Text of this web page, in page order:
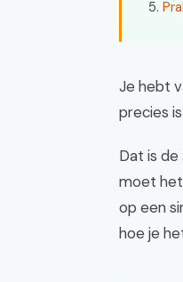
Je hebt
precies
Dat is
moet het
op een
hoe je